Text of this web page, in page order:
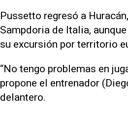
Pussetto regresó a
Sampdoria de Italia,
su excursión por territorio
“No tengo problemas en
propone el entrenador
delantero.